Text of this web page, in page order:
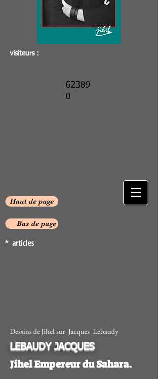
visiteurs :
62389
0
Haut de page
Bas de page
* articles
Dessins de Jihel sur Jacques Lebaudy
LEBAUDY JACQUES
Jihel Empereur du Sahara.